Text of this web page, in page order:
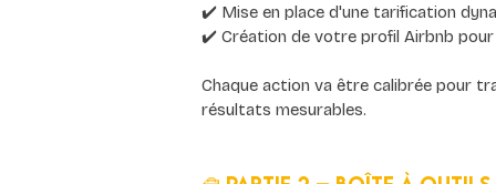
✔️ Mise en place d'une tarification
✔️ Création de votre profil Airbnb pour
Chaque action va être calibrée pour
résultats mesurables.